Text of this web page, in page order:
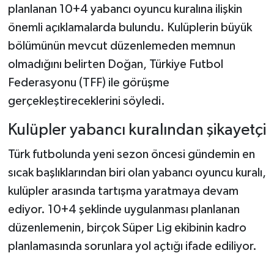
planlanan 10+4 yabancı oyuncu kuralına ilişkin
önemli açıklamalarda bulundu. Kulüplerin büyük
bölümünün mevcut düzenlemeden memnun
olmadığını belirten Doğan, Türkiye Futbol
Federasyonu (TFF) ile görüşme
gerçekleştireceklerini söyledi.
Kulüpler yabancı kuralından şikayetçi
Türk futbolunda yeni sezon öncesi gündemin en
sıcak başlıklarından biri olan yabancı oyuncu kuralı,
kulüpler arasında tartışma yaratmaya devam
ediyor. 10+4 şeklinde uygulanması planlanan
düzenlemenin, birçok Süper Lig ekibinin kadro
planlamasında sorunlara yol açtığı ifade ediliyor.
Pınarbaşı Haberleri
Şenpazar Haberleri
Seydiler Haberleri
Karadeniz Haberleri
Ulusal Haberler
Teknoloji Haberleri